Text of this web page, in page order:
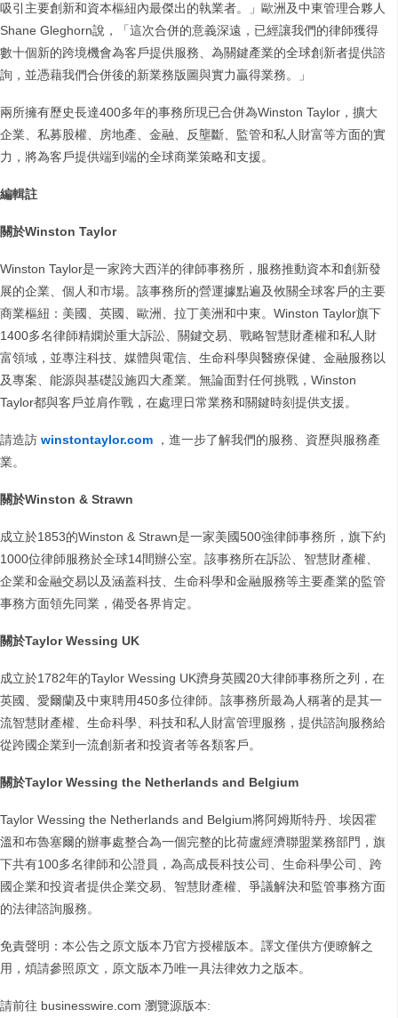
吸引主要創新和資本樞紐內最傑出的執業者。」歐洲及中東管理合夥人
Shane Gleghorn說，「這次合併的意義深遠，已經讓我們的律師獲得
數十個新的跨境機會為客戶提供服務、為關鍵產業的全球創新者提供諮
詢，並憑藉我們合併後的新業務版圖與實力贏得業務。」
兩所擁有歷史長達400多年的事務所現已合併為Winston Taylor，擴大
企業、私募股權、房地產、金融、反壟斷、監管和私人財富等方面的實
力，將為客戶提供端到端的全球商業策略和支援。
編輯註
關於Winston Taylor
Winston Taylor是一家跨大西洋的律師事務所，服務推動資本和創新發
展的企業、個人和市場。該事務所的營運據點遍及攸關全球客戶的主要
商業樞紐：美國、英國、歐洲、拉丁美洲和中東。Winston Taylor旗下
1400多名律師精嫻於重大訴訟、關鍵交易、戰略智慧財產權和私人財
富領域，並專注科技、媒體與電信、生命科學與醫療保健、金融服務以
及專案、能源與基礎設施四大產業。無論面對任何挑戰，Winston
Taylor都與客戶並肩作戰，在處理日常業務和關鍵時刻提供支援。
請造訪 winstontaylor.com ，進一步了解我們的服務、資歷與服務產
業。
關於Winston & Strawn
成立於1853的Winston & Strawn是一家美國500強律師事務所，旗下約
1000位律師服務於全球14間辦公室。該事務所在訴訟、智慧財產權、
企業和金融交易以及涵蓋科技、生命科學和金融服務等主要產業的監管
事務方面領先同業，備受各界肯定。
關於Taylor Wessing UK
成立於1782年的Taylor Wessing UK躋身英國20大律師事務所之列，在
英國、愛爾蘭及中東聘用450多位律師。該事務所最為人稱著的是其一
流智慧財產權、生命科學、科技和私人財富管理服務，提供諮詢服務給
從跨國企業到一流創新者和投資者等各類客戶。
關於Taylor Wessing the Netherlands and Belgium
Taylor Wessing the Netherlands and Belgium將阿姆斯特丹、埃因霍
溫和布魯塞爾的辦事處整合為一個完整的比荷盧經濟聯盟業務部門，旗
下共有100多名律師和公證員，為高成長科技公司、生命科學公司、跨
國企業和投資者提供企業交易、智慧財產權、爭議解決和監管事務方面
的法律諮詢服務。
免責聲明：本公告之原文版本乃官方授權版本。譯文僅供方便瞭解之
用，煩請參照原文，原文版本乃唯一具法律效力之版本。
請前往 businesswire.com 瀏覽源版本: